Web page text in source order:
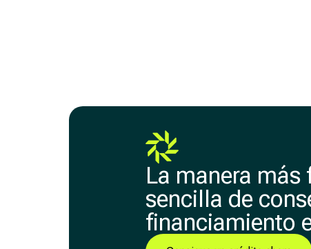
La manera más
sencilla de
financiamiento